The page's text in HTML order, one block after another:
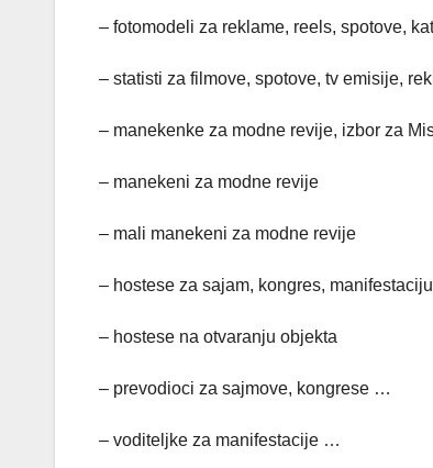
– fotomodeli za reklame, reels, spotove,
– statisti za filmove, spotove, tv emisije,
– manekenke za modne revije, izbor za
– manekeni za modne revije
– mali manekeni za modne revije
– hostese za sajam, kongres,
– hostese na otvaranju objekta
– prevodioci za sajmove, kongrese …
– voditeljke za manifestacije …